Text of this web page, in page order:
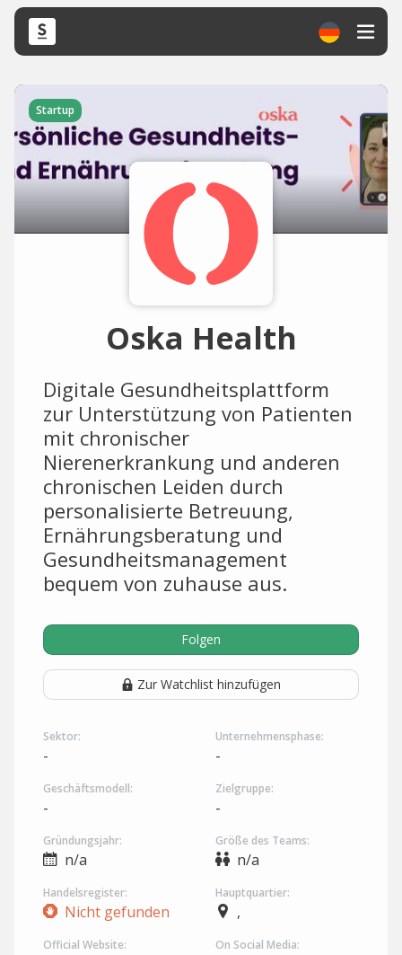
Startup
Oska Health
Digitale Gesundheitsplattform
zur Unterstützung von Patienten
mit chronischer
Nierenerkrankung und anderen
chronischen Leiden durch
personalisierte Betreuung,
Ernährungsberatung und
Gesundheitsmanagement
bequem von zuhause aus.
Folgen
Zur Watchlist hinzufügen
Sektor:
-
Unternehmensphase:
-
Geschäftsmodell:
-
Zielgruppe:
-
Gründungsjahr:
n/a
Größe des Teams:
n/a
Handelsregister:
Nicht gefunden
Hauptquartier:
,
Official Website: On Social Media: